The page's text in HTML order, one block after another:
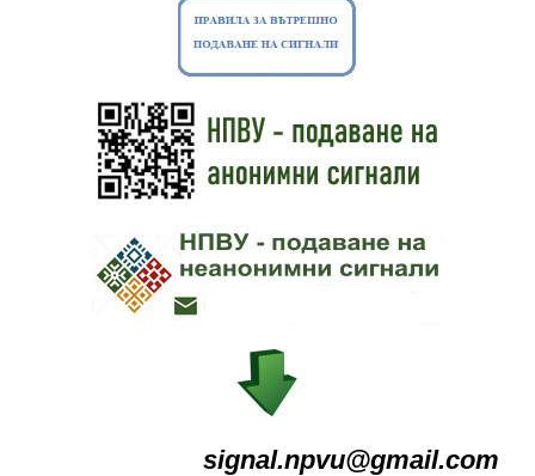
signal.npvu@gmail.com